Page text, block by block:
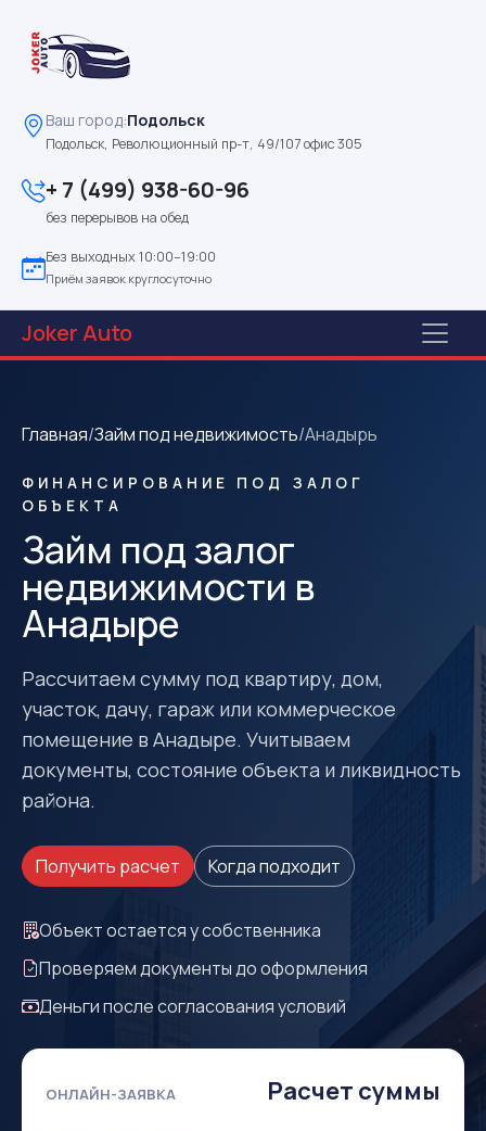
Ваш город:Подольск
Подольск, Революционный пр-т, 49/107 офис 305
+ 7 (499) 938-60-96
без перерывов на обед
Без выходных 10:00–19:00
Приём заявок круглосуточно
JokerAuto
Главная/Займ под недвижимость/Анадырь
ФИНАНСИРОВАНИЕ ПОД ЗАЛОГ
ОБЪЕКТА
Займ под залог
недвижимости в
Анадыре
Рассчитаем сумму под квартиру, дом,
участок, дачу, гараж или коммерческое
помещение в Анадыре. Учитываем
документы, состояние объекта и ликвидность
района.
Получить расчет Когда подходит
Объект остается у собственника
Проверяем документы до оформления
Деньги после согласования условий
ОНЛАЙН-ЗАЯВКА Расчет суммы